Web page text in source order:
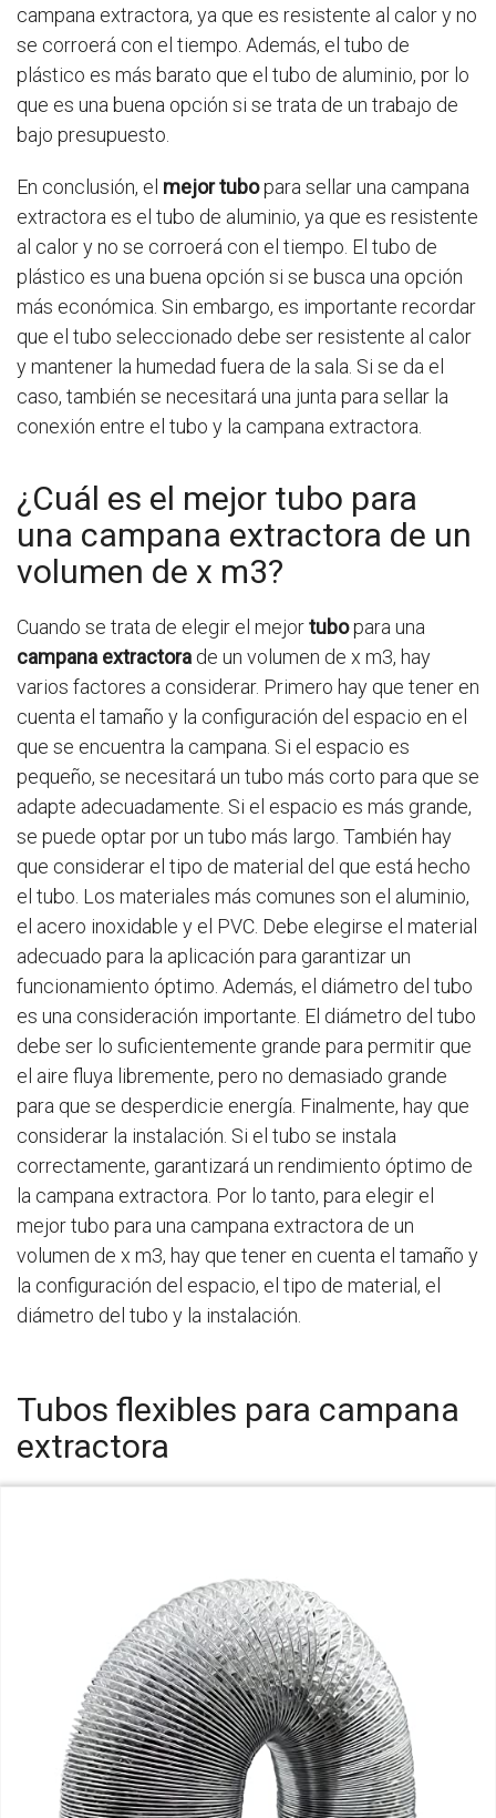
campana extractora, ya que es resistente al calor y no
se corroerá con el tiempo. Además, el tubo de
plástico es más barato que el tubo de aluminio, por lo
que es una buena opción si se trata de un trabajo de
bajo presupuesto.
En conclusión, el mejor tubopara sellar una campana
extractora es el tubo de aluminio, ya que es resistente
al calor y no se corroerá con el tiempo. El tubo de
plástico es una buena opción si se busca una opción
más económica. Sin embargo, es importante recordar
que el tubo seleccionado debe ser resistente al calor
y mantener la humedad fuera de la sala. Si se da el
caso, también se necesitará una junta para sellar la
conexión entre el tubo y la campana extractora.
¿Cuál es el mejor tubo para
una campana extractora de un
volumen de x m3?
Cuando se trata de elegir el mejortubopara una
campana extractora de un volumen de x m3, hay
varios factores a considerar. Primero hay que tener en
cuenta el tamaño y la configuración del espacio en el
que se encuentra la campana. Si el espacio es
pequeño, se necesitará un tubo más corto para que se
adapte adecuadamente. Si el espacio es más grande,
se puede optar por un tubo más largo. También hay
que considerar el tipo de material del que está hecho
el tubo. Los materiales más comunes son el aluminio,
el acero inoxidable y el PVC. Debe elegirse el material
adecuado para la aplicación para garantizar un
funcionamiento óptimo. Además, el diámetro del tubo
es una consideración importante. El diámetro del tubo
debe ser lo suficientemente grande para permitir que
el aire fluya libremente, pero no demasiado grande
para que se desperdicie energía. Finalmente, hay que
considerar la instalación. Si el tubo se instala
correctamente, garantizará un rendimiento óptimo de
la campana extractora. Por lo tanto, para elegir el
mejor tubo para una campana extractora de un
volumen de x m3, hay que tener en cuenta el tamaño y
la configuración del espacio, el tipo de material, el
diámetro del tubo y la instalación.
Tubos flexibles para campana
extractora